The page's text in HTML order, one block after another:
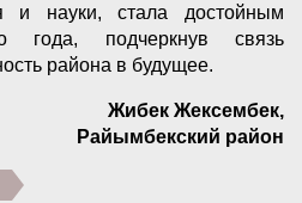
и науки, стала достойным
года, подчеркнув связь
района в будущее.
Жибек Жексембек,
Райымбекский район